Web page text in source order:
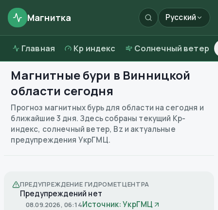
Магнитка Русский
Главная Kp индекс Солнечный ветер
Магнитные бури в Винницкой
области сегодня
Прогноз магнитных бурь для области на сегодня и
ближайшие 3 дня. Здесь собраны текущий Kp-
индекс, солнечный ветер, Bz и актуальные
предупреждения УкрГМЦ.
ПРЕДУПРЕЖДЕНИЕ ГИДРОМЕТЦЕНТРА
Предупреждений нет
08.09.2026, 06:14Источник: УкрГМЦ